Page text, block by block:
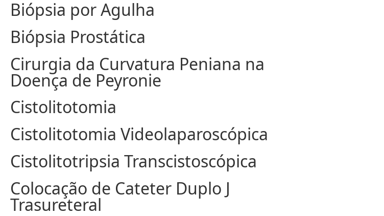
Biópsia por Agulha
Biópsia Prostática
Cirurgia da Curvatura Peniana na
Doença de Peyronie
Cistolitotomia
Cistolitotomia Videolaparoscópica
Cistolitotripsia Transcistoscópica
Colocação de Cateter Duplo J
Trasureteral